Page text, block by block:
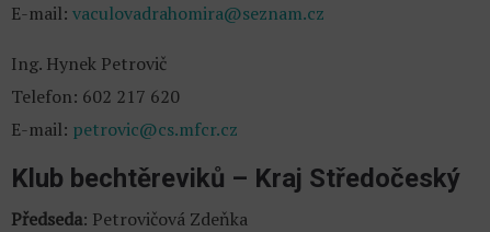
E-mail: vaculovadrahomira@seznam.cz
Ing. Hynek Petrovič
Telefon: 602 217 620
E-mail: petrovic@cs.mfcr.cz
Klub bechtěreviků – Kraj Středočeský
Předseda: Petrovičová Zdeňka